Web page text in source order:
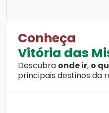
Conheça
Vitória das
Descubra onde ir, o
principais destinos da